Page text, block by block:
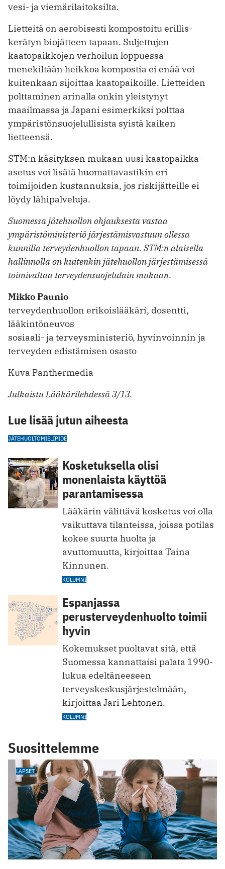
vesi- ja viemärilaitoksilta.
Lietteitä on aerobisesti kompostoitu erillis­
kerätyn biojätteen tapaan. Suljettujen
kaatopaikkojen verhoilun loppuessa
menekiltään heikkoa kompostia ei enää voi
kuitenkaan sijoittaa kaatopaikoille. Lietteiden
polttaminen arinalla onkin yleistynyt
maailmassa ja Japani esimerkiksi polttaa
ympäristönsuojelullisista syistä kaiken
lietteensä.
STM:n käsityksen mukaan uusi kaatopaikka-
asetus voi lisätä huomattavastikin eri
toimijoiden kustannuksia, jos riskijätteille ei
löydy lähipalveluja.
Suomessa jätehuollon ohjauksesta vastaa
ympäristöministeriö järjestämisvastuun ollessa
kunnilla terveydenhuollon tapaan. STM:n alaisella
hallinnolla on kuitenkin jätehuollon järjestämisessä
toimivaltaa terveydensuojelulain mukaan.
Mikko Paunio
terveydenhuollon erikoislääkäri, dosentti,
lääkintöneuvos
sosiaali- ja terveysministeriö, hyvinvoinnin ja
terveyden edistämisen osasto
Kuva Panthermedia
Julkaistu Lääkärilehdessä 3/13.
Lue lisää jutun aiheesta
JÄTEHUOLTOMIELIPIDE
Kosketuksella olisi
monenlaista käyttöä
parantamisessa
Lääkärin välittävä kosketus voi olla
vaikuttava tilanteissa, joissa potilas
kokee suurta huolta ja
avuttomuutta, kirjoittaa Taina
Kinnunen.
KOLUMNI
Espanjassa
perusterveydenhuolto toimii
hyvin
Kokemukset puoltavat sitä, että
Suomessa kannattaisi palata 1990-
lukua edeltäneeseen
terveyskeskusjärjestelmään,
kirjoittaa Jari Lehtonen.
KOLUMNI
Suosittelemme
LAPSET